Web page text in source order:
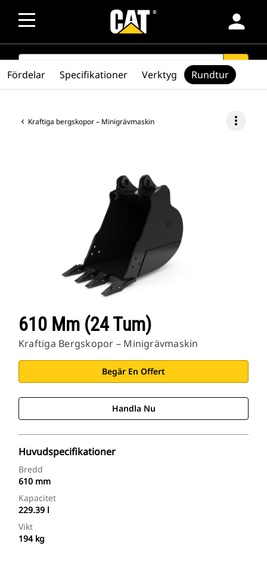
person
SEARCH search
Kraftiga bergskopor – Minigrävmaskin more_vert
610 Mm (24 Tum)
Kraftiga Bergskopor – Minigrävmaskin
Begär En Offert
Handla Nu
Huvudspecifikationer
Bredd
610 mm
Kapacitet
229.39 l
Vikt
194 kg
Fördelar Specifikationer Verktyg Rundtur